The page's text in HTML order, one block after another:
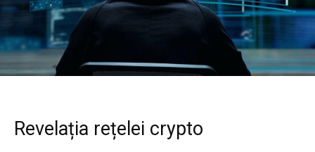
Revelația rețelei crypto